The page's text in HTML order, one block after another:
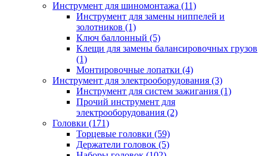
Инструмент для шиномонтажа (11)
Инструмент для замены ниппелей и
золотников (1)
Ключ баллонный (5)
Клещи для замены балансировочных грузов
(1)
Монтировочные лопатки (4)
Инструмент для электрооборудования (3)
Инструмент для систем зажигания (1)
Прочий инструмент для
электрооборудования (2)
Головки (171)
Торцевые головки (59)
Держатели головок (5)